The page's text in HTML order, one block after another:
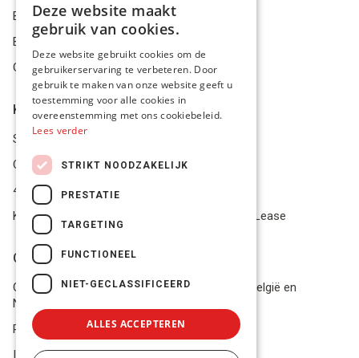
Bestelling herroepen
Betalingsmiddelen
Geschillen
Klantenservice
Service Center
Onze winkel
4.9 op 5 gescoord op Trustpilot
Koop je materiaal op afbetaling met Pro Gear Lease
Onze beloftes
Gratis verzending naar jou thuis vanaf €49 in België en
Nederland
Razendsnel advies
In voorraad? Volgende werkdag geleverd!
ENGLISH
Deze website maakt
gebruik van cookies.
Deze website gebruikt cookies om de
gebruikerservaring te verbeteren. Door
gebruik te maken van onze website geeft u
toestemming voor alle cookies in
overeenstemming met ons cookiebeleid.
Lees verder
STRIKT NOODZAKELIJK
PRESTATIE
TARGETING
FUNCTIONEEL
NIET-GECLASSIFICEERD
ALLES ACCEPTEREN